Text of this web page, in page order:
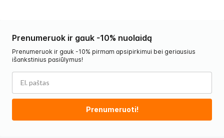
Prenumeruok ir gauk -10% nuolaidą
Prenumeruok ir gauk -10% pirmam apsipirkimui bei geriausius
išankstinius pasiūlymus!
Prenumeruoti!